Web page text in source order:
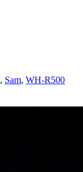
, Sam, WH-R500